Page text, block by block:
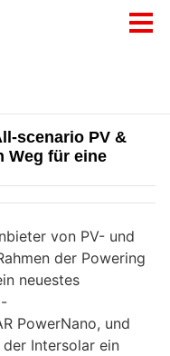
scenario PV &
Weg für eine
von PV- und
der Powering
neuestes
PowerNano, und
Intersolar ein